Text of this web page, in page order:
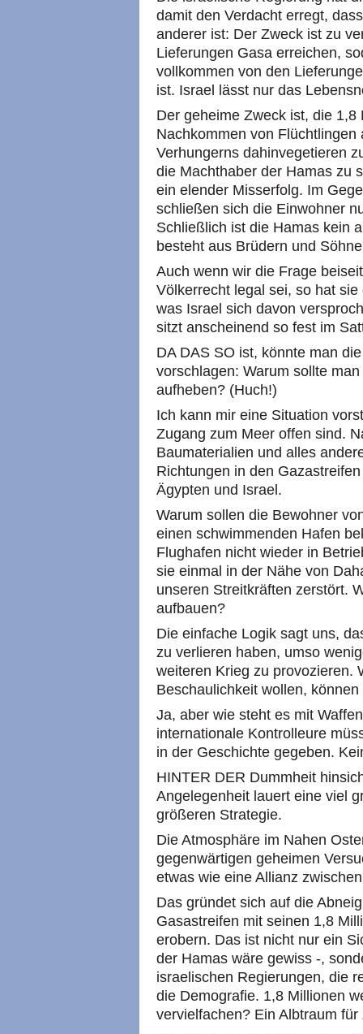
damit den Verdacht erregt,
anderer ist: Der Zweck ist zu
Lieferungen Gasa erreichen,
vollkommen von den
ist. Israel lässt nur das
Der geheime Zweck ist, die
Nachkommen von
Verhungerns dahinvegetieren
die Machthaber der Hamas zu
ein elender Misserfolg. Im
schließen sich die Einwohner
Schließlich ist die Hamas kein
besteht aus Brüdern und
Auch wenn wir die Frage
Völkerrecht legal sei, so hat
was Israel sich davon
sitzt anscheinend so fest im
DA DAS SO ist, könnte man
vorschlagen: Warum sollte
aufheben? (Huch!)
Ich kann mir eine Situation
Zugang zum Meer offen sind.
Baumaterialien und alles
Richtungen in den
Ägypten und Israel.
Warum sollen die Bewohner
einen schwimmenden Hafen
Flughafen nicht wieder in
sie einmal in der Nähe von
unseren Streitkräften zerstört.
aufbauen?
Die einfache Logik sagt uns,
zu verlieren haben, umso
weiteren Krieg zu provozieren.
Beschaulichkeit wollen,
Ja, aber wie steht es mit
internationale Kontrolleure
in der Geschichte gegeben.
HINTER DER Dummheit
Angelegenheit lauert eine viel
größeren Strategie.
Die Atmosphäre im Nahen
gegenwärtigen geheimen
etwas wie eine Allianz
Das gründet sich auf die
Gasastreifen mit seinen 1,8
erobern. Das ist nicht nur ein
der Hamas wäre gewiss -,
israelischen Regierungen, die
die Demografie. 1,8 Millionen
vervielfachen? Ein Albtraum für